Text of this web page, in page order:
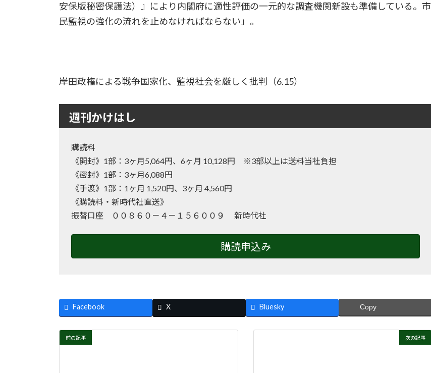
安保版秘密保護法）』により内閣府に適性評価の一元的な調査機関新設も準備している。市
民監視の強化の流れを止めなければならない」。
岸田政権による戦争国家化、監視社会を厳しく批判（6.15）
週刊かけはし
購読料
《開封》1部：3ヶ月5,064円、6ヶ月 10,128円 ※3部以上は送料当社負担
《密封》1部：3ヶ月6,088円
《手渡》1部：1ヶ月 1,520円、3ヶ月 4,560円
《購読料・新時代社直送》
振替口座 ００８６０－４－１５６００９ 新時代社
購読申込み
Facebook X Bluesky Copy
前の記事 次の記事